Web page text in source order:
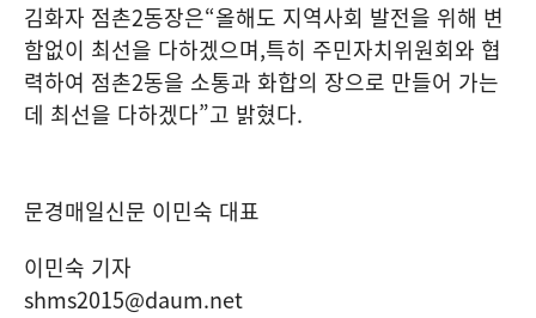
김화자 점촌2동장은“올해도 지역사회 발전을 위해 변
함없이 최선을 다하겠으며,특히 주민자치위원회와 협
력하여 점촌2동을 소통과 화합의 장으로 만들어 가는
데 최선을 다하겠다”고 밝혔다.
문경매일신문 이민숙 대표
이민숙 기자
shms2015@daum.net